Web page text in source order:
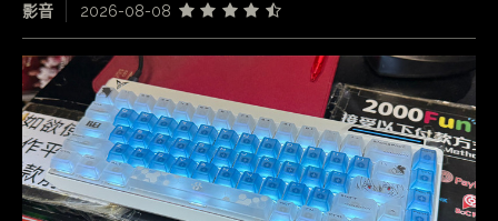
影音 2026-08-08